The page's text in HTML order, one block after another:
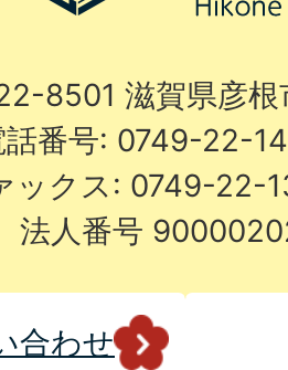
8501 滋賀県彦
話番号: 0749-22-
ックス: 0749-22-
法人番号
合わせ